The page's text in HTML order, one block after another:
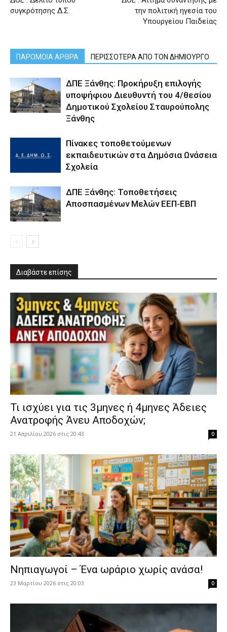
συγκρότησης Δ.Σ.
την πολιτική ηγεσία του
Υπουργείου Παιδείας
ΠΑΡΟΜΟΙΑ ΑΡΘΡΑ ΠΕΡΙΣΣΟΤΕΡΑ ΑΠΟ ΤΟΝ ΔΗΜΙΟΥΡΓΟ
ΔΠΕ Ξάνθης: Προκήρυξη επιλογής
υποψήφιου Διευθυντή του 4/θεσίου
Δημοτικού Σχολείου Σταυρούπολης
Ξάνθης
Πίνακες τοποθετούμενων
εκπαιδευτικών στα Δημόσια Ωνάσεια
Σχολεία
ΔΠΕ Ξάνθης: Τοποθετήσεις
Αποσπασμένων Μελών ΕΕΠ-ΕΒΠ
Διαβάστε επίσης
​Τι ισχύει για τις 3μηνες ή 4μηνες Άδειες
Ανατροφής Άνευ Αποδοχών;
21 Απριλίου 2026 στις 20:43 0
Νηπιαγωγοί – Ένα ωράριο χωρίς ανάσα!
23 Μαρτίου 2026 στις 20:03 0